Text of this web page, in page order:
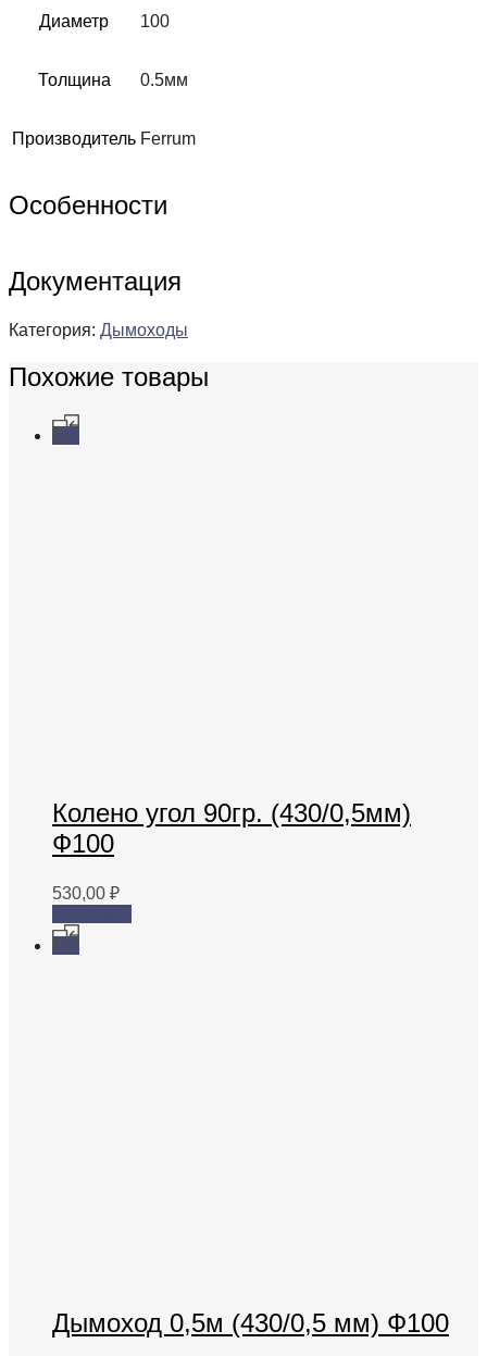
Диаметр 100
Толщина 0.5мм
Производитель Ferrum
Особенности
Документация
Категория: Дымоходы
Похожие товары
Колено угол 90гр. (430/0,5мм)
Ф100
530,00 ₽
Дымоход 0,5м (430/0,5 мм) Ф100